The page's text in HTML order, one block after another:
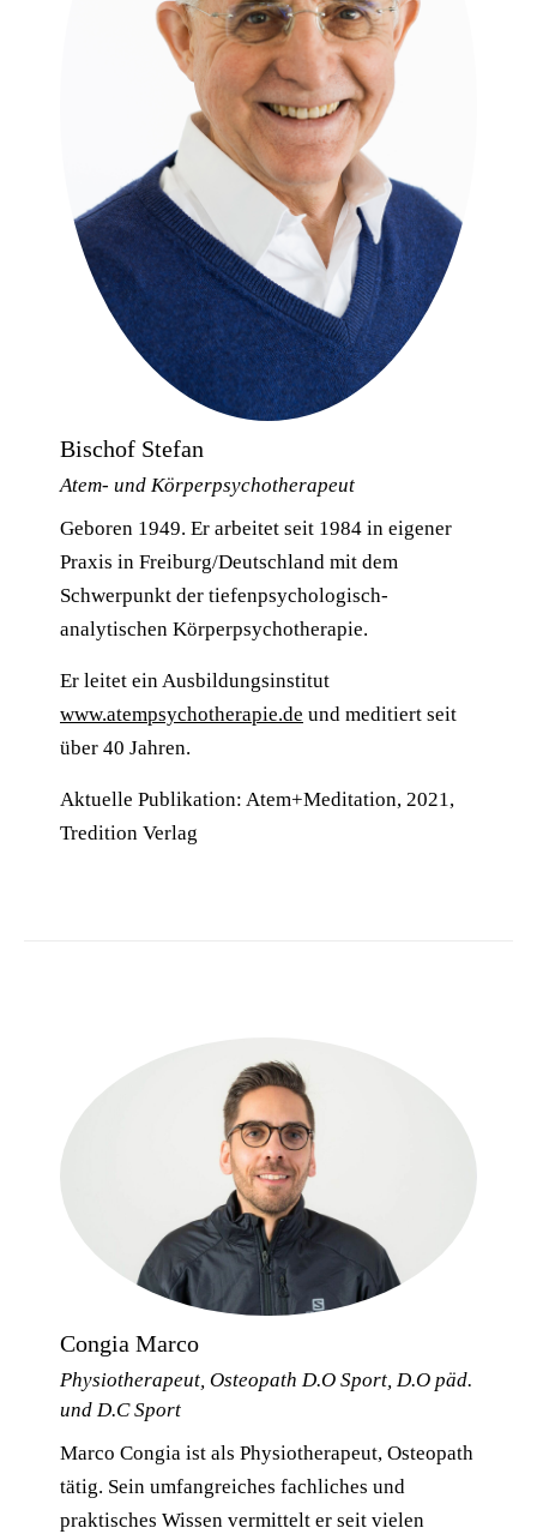
Bischof Stefan
Atem- und Körperpsychotherapeut
Geboren 1949. Er arbeitet seit 1984 in eigener
Praxis in Freiburg/Deutschland mit dem
Schwerpunkt der tiefenpsychologisch-
analytischen Körperpsychotherapie.
Er leitet ein Ausbildungsinstitut
www.atempsychotherapie.de und meditiert seit
über 40 Jahren.
Aktuelle Publikation: Atem+Meditation, 2021,
Tredition Verlag
Congia Marco
Physiotherapeut, Osteopath D.O Sport, D.O päd.
und D.C Sport
Marco Congia ist als Physiotherapeut, Osteopath
tätig. Sein umfangreiches fachliches und
praktisches Wissen vermittelt er seit vielen